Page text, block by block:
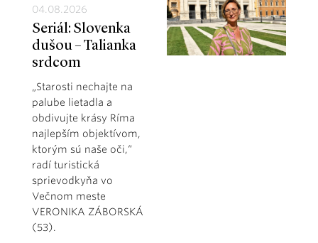
04.08.2026
Seriál: Slovenka
dušou – Talianka
srdcom
„Starosti nechajte na
palube lietadla a
obdivujte krásy Ríma
najlepším objektívom,
ktorým sú naše oči,“
radí turistická
sprievodkyňa vo
Večnom meste
VERONIKA ZÁBORSKÁ
(53).